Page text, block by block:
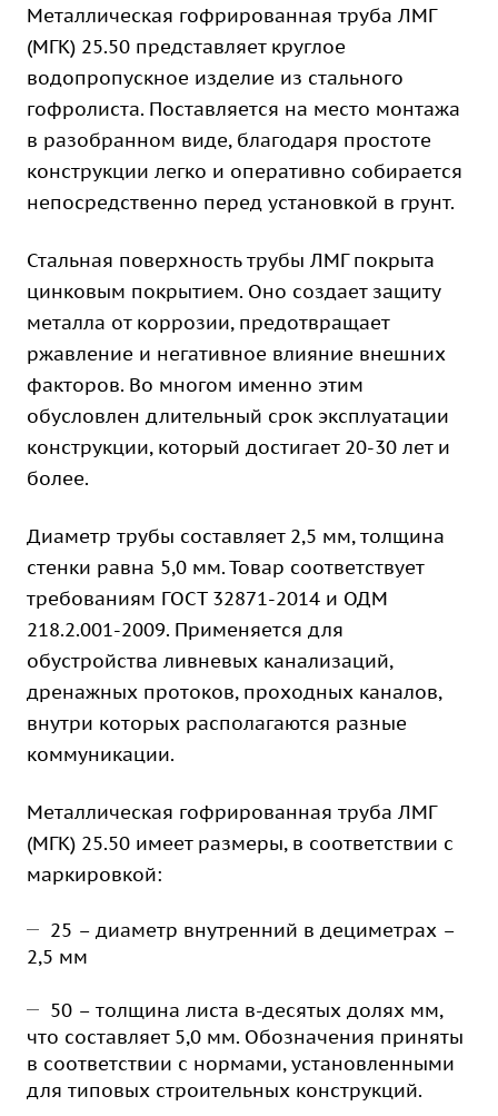
Металлическая гофрированная труба ЛМГ
(МГК) 25.50 представляет круглое
водопропускное изделие из стального
гофролиста. Поставляется на место монтажа
в разобранном виде, благодаря простоте
конструкции легко и оперативно собирается
непосредственно перед установкой в грунт.
Стальная поверхность трубы ЛМГ покрыта
цинковым покрытием. Оно создает защиту
металла от коррозии, предотвращает
ржавление и негативное влияние внешних
факторов. Во многом именно этим
обусловлен длительный срок эксплуатации
конструкции, который достигает 20-30 лет и
более.
Диаметр трубы составляет 2,5 мм, толщина
стенки равна 5,0 мм. Товар соответствует
требованиям ГОСТ 32871-2014 и ОДМ
218.2.001-2009. Применяется для
обустройства ливневых канализаций,
дренажных протоков, проходных каналов,
внутри которых располагаются разные
коммуникации.
Металлическая гофрированная труба ЛМГ
(МГК) 25.50 имеет размеры, в соответствии с
маркировкой:
25 – диаметр внутренний в дециметрах –
2,5 мм
50 – толщина листа в-десятых долях мм,
что составляет 5,0 мм. Обозначения приняты
в соответствии с нормами, установленными
для типовых строительных конструкций.